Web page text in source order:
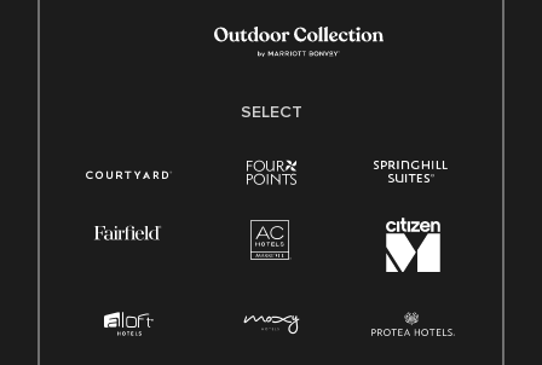
SELECT